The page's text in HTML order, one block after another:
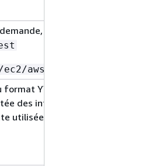
au format
aws4_request
YYYYMMDDTHHMMSSZ.
des informations
utilisée dans un